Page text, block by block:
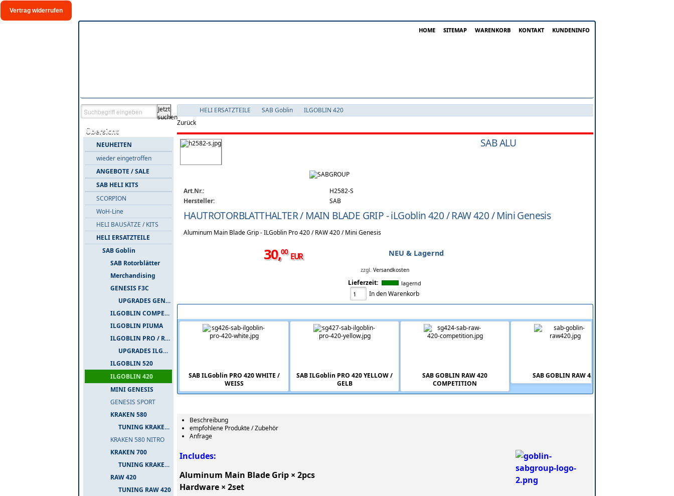
Vertrag widerrufen
HOME SITEMAP WARENKORB KONTAKT KUNDENINFO
Jetzt
suchen
Übersicht
NEUHEITEN
wieder eingetroffen
ANGEBOTE / SALE
SAB HELI KITS
SCORPION
WoH-Line
HELI BAUSÄTZE / KITS
HELI ERSATZTEILE
SAB Goblin
SAB Rotorblätter
Merchandising
GENESIS F3C
UPGRADES GENESIS F3C
ILGOBLIN COMPETIZIONE
ILGOBLIN PIUMA
ILGOBLIN PRO / RAW 700
UPGRADES ILGOBLIN PRO / RAW 700
ILGOBLIN 520
ILGOBLIN 420
MINI GENESIS
GENESIS SPORT
KRAKEN 580
TUNING KRAKEN 580
KRAKEN 580 NITRO
KRAKEN 700
TUNING KRAKEN 700
RAW 420
TUNING RAW 420
HELI ERSATZTEILE SAB Goblin
ILGOBLIN 420
SAB ALU HAUTROTORBLATTHALTER / MAIN BLADE GRIP - iLGoblin 420 / RAW 420 / Mini Genesis
Zurück
Art.Nr.:
H2582-S
Hersteller:
SAB
SAB ALU
HAUTROTORBLATTHALTER / MAIN BLADE GRIP - iLGoblin 420 / RAW 420 / Mini Genesis
Aluminum Main Blade Grip - ILGoblin Pro 420 / RAW 420 / Mini Genesis
30,00 EUR NEU & Lagernd
zzgl. Versandkosten
Lieferzeit: lagernd
In den Warenkorb
SAB ILGoblin PRO 420 WHITE /
WEISS
SAB ILGoblin PRO 420 YELLOW /
GELB
SAB GOBLIN RAW 420
COMPETITION
SAB GOBLIN RAW 420
Beschreibung
empfohlene Produkte / Zubehör
Anfrage
Includes:
Aluminum Main Blade Grip × 2pcs
Hardware × 2set